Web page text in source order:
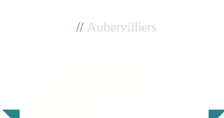
//Aubervilliers